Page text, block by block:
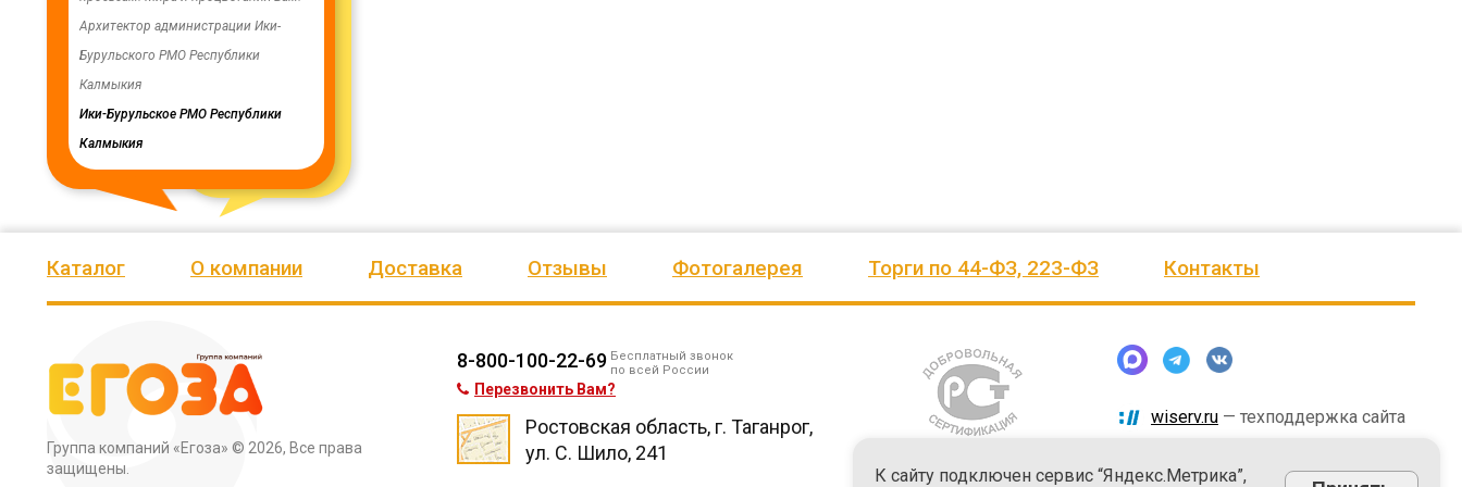
Архитектор администрации Ики-
Бурульского РМО Республики
Калмыкия
Ики-Бурульское РМО Республики
Калмыкия
Бага-Чоносовское сельское
муниципальное образование
Целинного района Республики
Калмыкия
Каталог О компании Доставка Отзывы Фотогалерея Торги по 44-ФЗ, 223-ФЗ Контакты
Группа компаний «Егоза» © 2026, Все права
защищены.
8-800-100-22-69 Бесплатный звонок
по всей России
Перезвонить Вам?
Ростовская область, г. Таганрог,
ул. С. Шило, 241
wiserv.ru — техподдержка сайта
К сайту подключен сервис “Яндекс.Метрика”,